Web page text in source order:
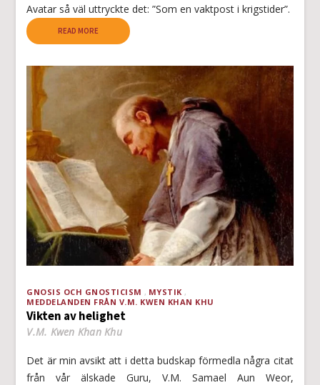
Avatar så väl uttryckte det: ”Som en vaktpost i krigstider”.
READ MORE
GNOSIS OCH GNOSTICISM
MYSTIK
MEDDELANDEN FRÅN V.M. KWEN KHAN KHU
Vikten av helighet
V.M. Kwen Khan Khu
Det är min avsikt att i detta budskap förmedla några citat
från vår älskade Guru, V.M. Samael Aun Weor,